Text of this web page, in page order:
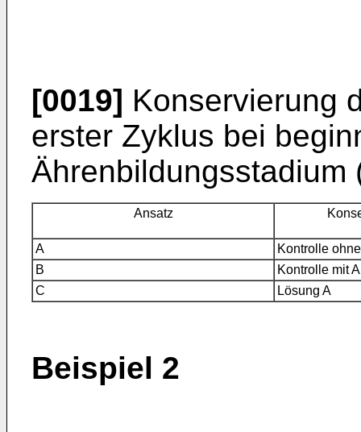
[0019] Konservierung
erster Zyklus bei
Ährenbildungsstadium
Ansatz
A
Kontrolle
B
Kontrolle mit
C
Lösung A
Beispiel 2